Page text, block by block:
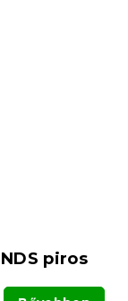
piros